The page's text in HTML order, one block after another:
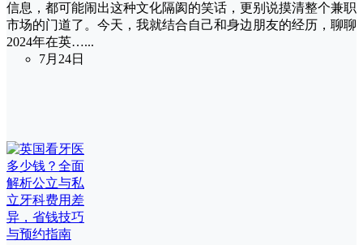
信息，都可能闹出这种文化隔阂的笑话，更别说摸清整个兼职
市场的门道了。今天，我就结合自己和身边朋友的经历，聊聊
2024年在英…...
7月24日